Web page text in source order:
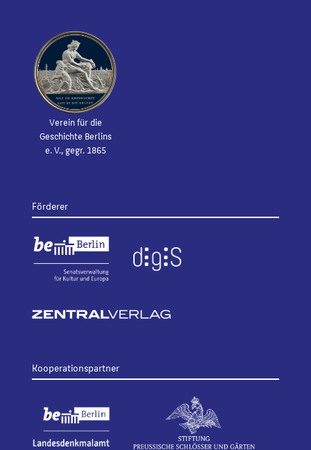
Verein für die
Geschichte Berlins
e. V., gegr. 1865
Förderer
Kooperationspartner